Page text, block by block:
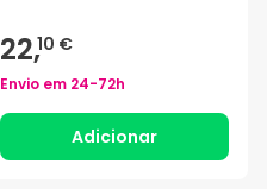
22,10 €
Envio em 24-72h
Adicionar